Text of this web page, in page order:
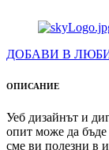
ДОБАВИ В
ОПИСАНИЕ
Уеб дизайнът и
опит може да
сме ви полезни в